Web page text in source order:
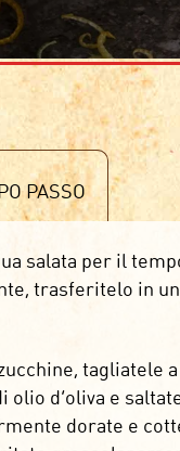
PASSO
salata per il
trasferitelo in
tagliatele
d’oliva e
dorate e